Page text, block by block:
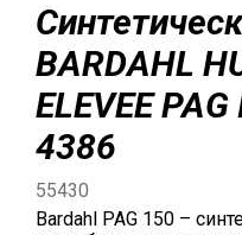
BARDAHL
ELEVEE
4386
55430
Bardahl PAG 150 –